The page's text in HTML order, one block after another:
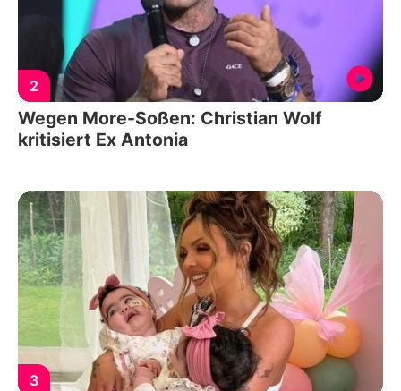
2
Wegen More-Soßen: Christian Wolf
kritisiert Ex Antonia
3